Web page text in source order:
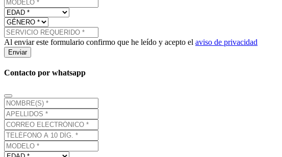
Al enviar este formulario confirmo que he leído y acepto el aviso de privacidad
Enviar
Contacto por whatsapp